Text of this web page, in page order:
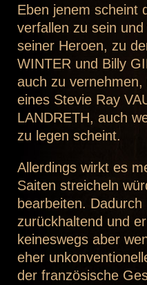
Eben jenem scheint
verfallen zu sein
seiner Heroen, zu
WINTER und Billy
auch zu
eines Stevie Ray
LANDRETH, auch
zu legen scheint.
Allerdings wirkt es
Saiten streicheln
bearbeiten.
zurückhaltend und
keineswegs aber
eher
der französische